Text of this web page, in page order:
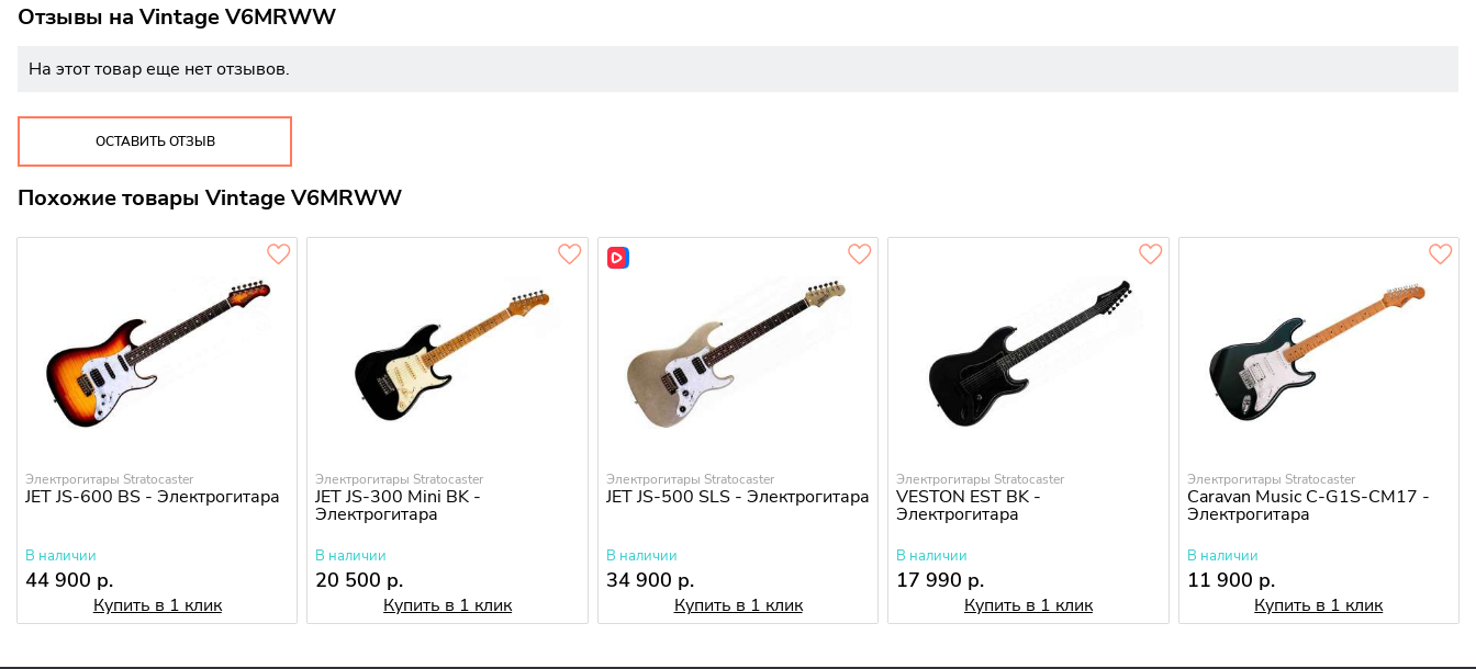
Отзывы на Vintage V6MRWW
На этот товар еще нет отзывов.
ОСТАВИТЬ ОТЗЫВ
Похожие товары Vintage V6MRWW
Электрогитары Stratocaster
JET JS-600 BS - Электрогитара
В наличии
44 900 р.
Купить в 1 клик
Электрогитары Stratocaster
JET JS-300 Mini BK -
Электрогитара
В наличии
20 500 р.
Купить в 1 клик
Электрогитары Stratocaster
JET JS-500 SLS - Электрогитара
В наличии
34 900 р.
Купить в 1 клик
Электрогитары Stratocaster
VESTON EST BK -
Электрогитара
В наличии
17 990 р.
Купить в 1 клик
Электрогитары Stratocaster
Caravan Music C-G1S-CM17 -
Электрогитара
В наличии
11 900 р.
Купить в 1 клик